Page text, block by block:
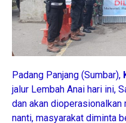
Padang Panjang (Sumbar),
jalur Lembah Anai hari ini,
dan akan
nanti, masyarakat diminta